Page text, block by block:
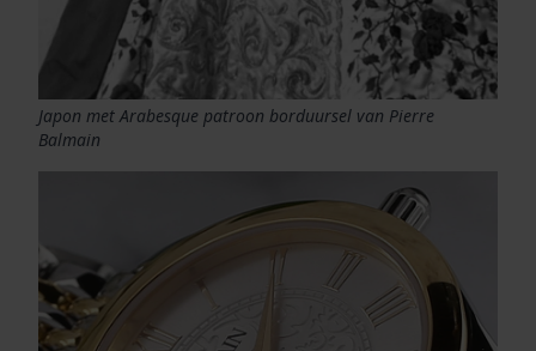
Japon met Arabesque patroon borduursel van Pierre
Balmain